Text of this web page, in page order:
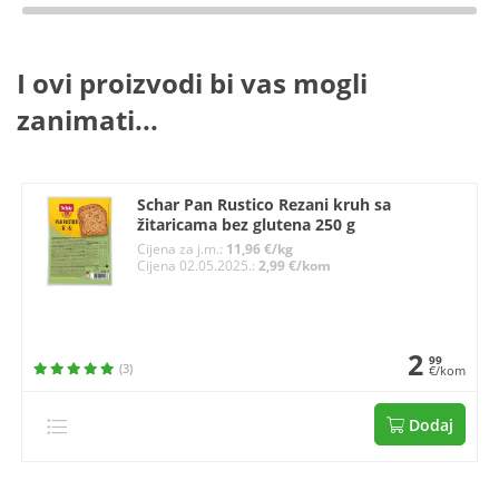
I ovi proizvodi bi vas mogli
zanimati...
Schar Pan Rustico Rezani kruh sa
žitaricama bez glutena 250 g
Cijena za j.m.: 11,96 €/kg
Cijena 02.05.2025.: 2,99 €/kom
(3) 2 99
€/kom
Dodaj